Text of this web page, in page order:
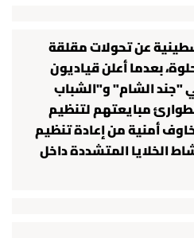
عن تحولات مقلقة
بعدما أعلن قياديون
"جند الشام" و"الشباب
مبايعتهم لتنظيم
أمنية من إعادة تنظيم
الخلايا المتشددة داخل